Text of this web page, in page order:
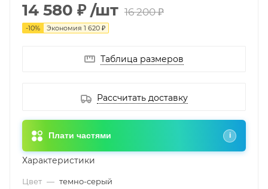
14 580 ₽ /шт 16 200 ₽
-10% Экономия 1 620 ₽
Таблица размеров
Рассчитать доставку
Плати частями i
Характеристики
Цвет — темно-серый